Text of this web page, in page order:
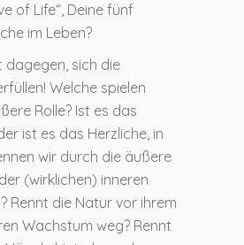
of Life“, Deine fünf
im Leben?
dagegen, sich die
Welche spielen
Rolle? Ist es das
ist es das Herzliche, in
wir durch die äußere
(wirklichen) inneren
Rennt die Natur vor ihrem
Wachstum weg? Rennt